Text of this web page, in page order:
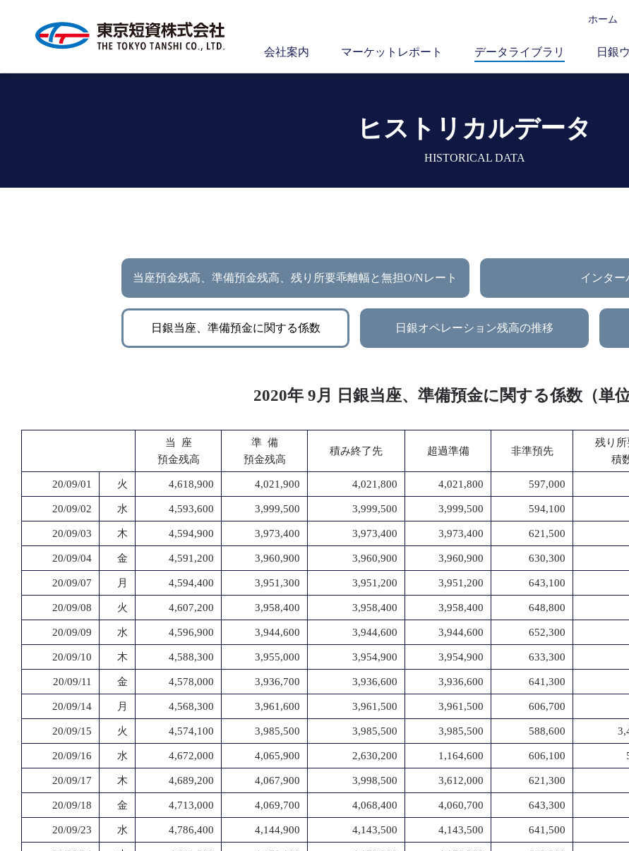
ホーム
会社案内 マーケットレポート データライブラリ 日銀
ヒストリカルデータ
HISTORICAL DATA
当座預金残高、準備預金残高、残り所要乖離幅と無担O/Nレート インター
日銀当座、準備預金に関する係数 日銀オペレーション残高の推移
2020年 9月 日銀当座、準備預金に関する係数（単位
当 座
預金残高
準 備
預金残高
積み終了先 超過準備 非準預先
残り所
積
20/09/01 火 4,618,900 4,021,900 4,021,800 4,021,800 597,000
20/09/02 水 4,593,600 3,999,500 3,999,500 3,999,500 594,100
20/09/03 木 4,594,900 3,973,400 3,973,400 3,973,400 621,500
20/09/04 金 4,591,200 3,960,900 3,960,900 3,960,900 630,300
20/09/07 月 4,594,400 3,951,300 3,951,200 3,951,200 643,100
20/09/08 火 4,607,200 3,958,400 3,958,400 3,958,400 648,800
20/09/09 水 4,596,900 3,944,600 3,944,600 3,944,600 652,300
20/09/10 木 4,588,300 3,955,000 3,954,900 3,954,900 633,300
20/09/11 金 4,578,000 3,936,700 3,936,600 3,936,600 641,300
20/09/14 月 4,568,300 3,961,600 3,961,500 3,961,500 606,700
20/09/15 火 4,574,100 3,985,500 3,985,500 3,985,500 588,600
20/09/16 水 4,672,000 4,065,900 2,630,200 1,164,600 606,100
20/09/17 木 4,689,200 4,067,900 3,998,500 3,612,000 621,300
20/09/18 金 4,713,000 4,069,700 4,068,400 4,060,700 643,300
20/09/23 水 4,786,400 4,144,900 4,143,500 4,143,500 641,500